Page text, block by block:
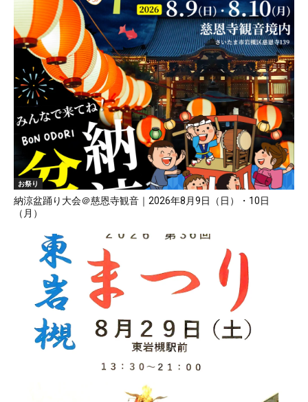
お祭り
納涼盆踊り大会＠慈恩寺観音｜2026年8月9日（日）・10日
（月）